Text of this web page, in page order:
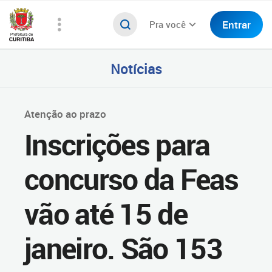
Pra você Entrar
Notícias
Atenção ao prazo
Inscrições para
concurso da Feas
vão até 15 de
janeiro. São 153